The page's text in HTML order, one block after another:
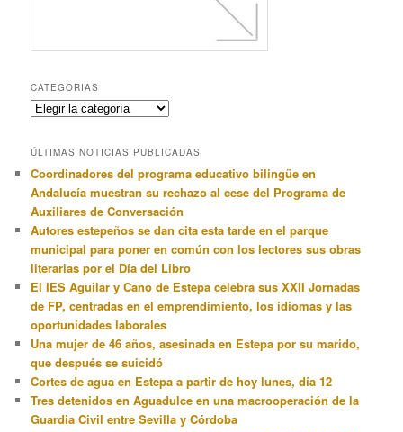
CATEGORIAS
Categorias
ÚLTIMAS NOTICIAS PUBLICADAS
Coordinadores del programa educativo bilingüe en
Andalucía muestran su rechazo al cese del Programa de
Auxiliares de Conversación
Autores estepeños se dan cita esta tarde en el parque
municipal para poner en común con los lectores sus obras
literarias por el Día del Libro
El IES Aguilar y Cano de Estepa celebra sus XXII Jornadas
de FP, centradas en el emprendimiento, los idiomas y las
oportunidades laborales
Una mujer de 46 años, asesinada en Estepa por su marido,
que después se suicidó
Cortes de agua en Estepa a partir de hoy lunes, día 12
Tres detenidos en Aguadulce en una macrooperación de la
Guardia Civil entre Sevilla y Córdoba